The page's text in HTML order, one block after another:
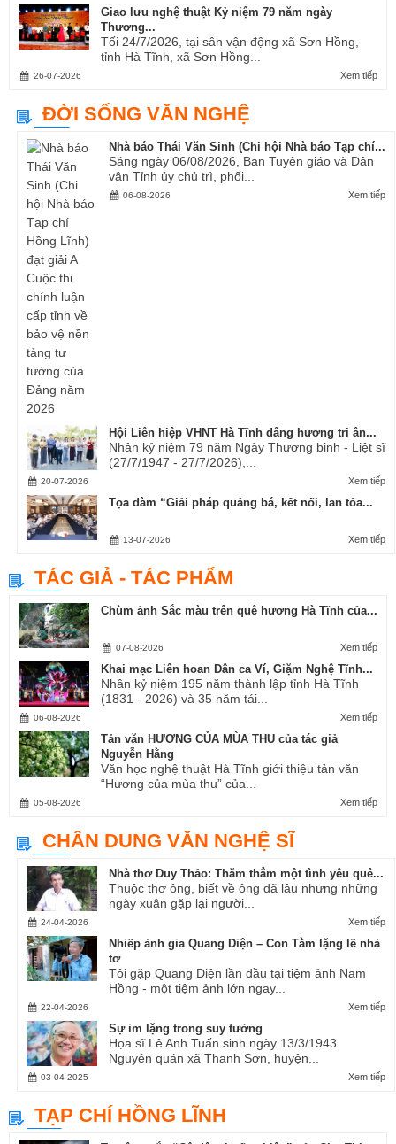
Giao lưu nghệ thuật Kỷ niệm 79 năm ngày
Thương...
Tối 24/7/2026, tại sân vận động xã Sơn Hồng,
tỉnh Hà Tĩnh, xã Sơn Hồng...
Xem tiếp
26-07-2026
ĐỜI SỐNG VĂN NGHỆ
Nhà báo Thái Văn Sinh (Chi hội Nhà báo Tạp chí...
Sáng ngày 06/08/2026, Ban Tuyên giáo và Dân
vận Tỉnh ủy chủ trì, phối...
Xem tiếp
06-08-2026
Hội Liên hiệp VHNT Hà Tĩnh dâng hương tri ân...
Nhân kỷ niệm 79 năm Ngày Thương binh - Liệt sĩ
(27/7/1947 - 27/7/2026),...
Xem tiếp
20-07-2026
Tọa đàm “Giải pháp quảng bá, kết nối, lan tỏa...
Xem tiếp
13-07-2026
TÁC GIẢ - TÁC PHẨM
Chùm ảnh Sắc màu trên quê hương Hà Tĩnh của...
Xem tiếp
07-08-2026
Khai mạc Liên hoan Dân ca Ví, Giặm Nghệ Tĩnh...
Nhân kỷ niệm 195 năm thành lập tỉnh Hà Tĩnh
(1831 - 2026) và 35 năm tái...
Xem tiếp
06-08-2026
Tản văn HƯƠNG CỦA MÙA THU của tác giả
Nguyễn Hằng
Văn học nghệ thuật Hà Tĩnh giới thiệu tản văn
“Hương của mùa thu” của...
Xem tiếp
05-08-2026
CHÂN DUNG VĂN NGHỆ SĨ
Nhà thơ Duy Thảo: Thăm thẳm một tình yêu quê...
Thuộc thơ ông, biết về ông đã lâu nhưng những
ngày xuân gặp lại người...
Xem tiếp
24-04-2026
Nhiếp ảnh gia Quang Diện – Con Tằm lặng lẽ nhả
tơ
Tôi gặp Quang Diện lần đầu tại tiệm ảnh Nam
Hồng - một tiệm ảnh lớn ngay...
Xem tiếp
22-04-2026
Sự im lặng trong suy tưởng
Họa sĩ Lê Anh Tuấn sinh ngày 13/3/1943.
Nguyên quán xã Thanh Sơn, huyện...
Xem tiếp
03-04-2025
TẠP CHÍ HỒNG LĨNH